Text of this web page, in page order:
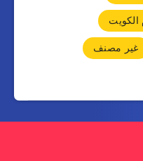
الكويت
غير مصنف